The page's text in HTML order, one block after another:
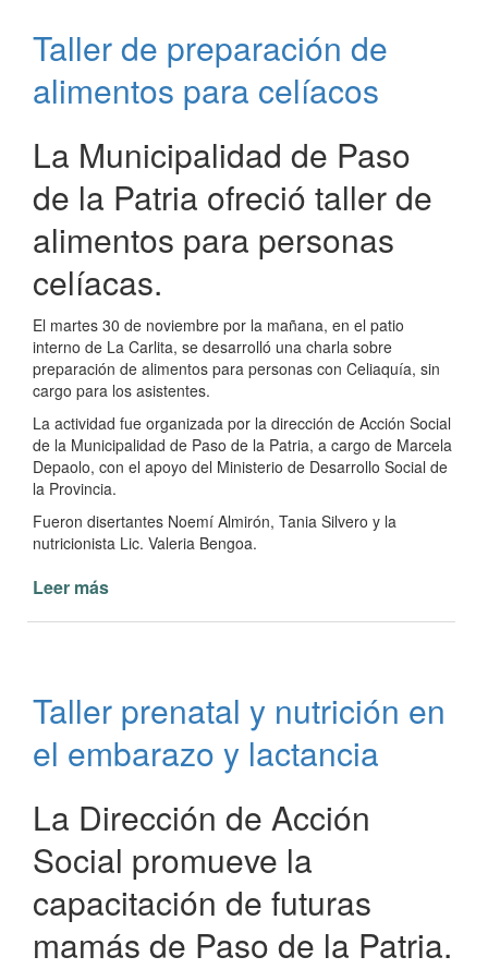
de
Patria
Taller de preparación de
alimentos para celíacos
La Municipalidad de Paso
de la Patria ofreció taller de
alimentos para personas
celíacas.
El martes 30 de noviembre por la mañana, en el patio
interno de La Carlita, se desarrolló una charla sobre
preparación de alimentos para personas con Celiaquía, sin
cargo para los asistentes.
La actividad fue organizada por la dirección de Acción Social
de la Municipalidad de Paso de la Patria, a cargo de Marcela
Depaolo, con el apoyo del Ministerio de Desarrollo Social de
la Provincia.
Fueron disertantes Noemí Almirón, Tania Silvero y la
nutricionista Lic. Valeria Bengoa.
Leer más
alimentos
para
celíacos
Taller prenatal y nutrición en
el embarazo y lactancia
La Dirección de Acción
Social promueve la
capacitación de futuras
mamás de Paso de la Patria.